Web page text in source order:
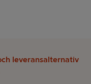
leveransalternativ